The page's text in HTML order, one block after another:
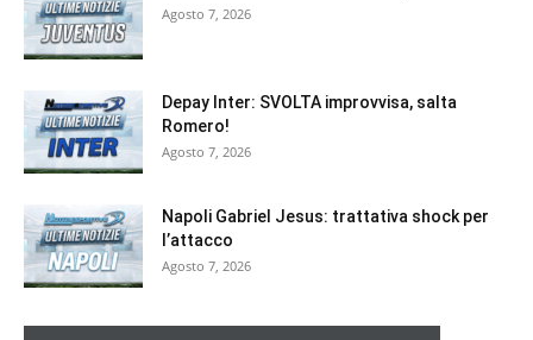
Agosto 7, 2026
Depay Inter: SVOLTA improvvisa, salta
Romero!
Agosto 7, 2026
Napoli Gabriel Jesus: trattativa shock per
l’attacco
Agosto 7, 2026